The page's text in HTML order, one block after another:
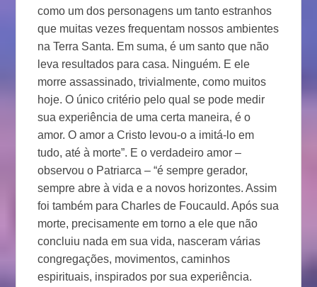
como um dos personagens um tanto estranhos
que muitas vezes frequentam nossos ambientes
na Terra Santa. Em suma, é um santo que não
leva resultados para casa. Ninguém. E ele
morre assassinado, trivialmente, como muitos
hoje. O único critério pelo qual se pode medir
sua experiência de uma certa maneira, é o
amor. O amor a Cristo levou-o a imitá-lo em
tudo, até à morte”. E o verdadeiro amor –
observou o Patriarca – “é sempre gerador,
sempre abre à vida e a novos horizontes. Assim
foi também para Charles de Foucauld. Após sua
morte, precisamente em torno a ele que não
concluiu nada em sua vida, nasceram várias
congregações, movimentos, caminhos
espirituais, inspirados por sua experiência.